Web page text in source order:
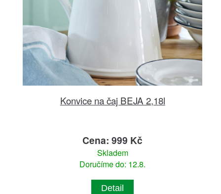
Konvice na čaj BEJA 2,18l
Cena: 999 Kč
Skladem
Doručíme do: 12.8.
Detail